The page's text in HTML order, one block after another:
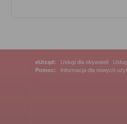
eUrząd: Usługi dla obywateli
Pomoc:
Informacja dla nowych